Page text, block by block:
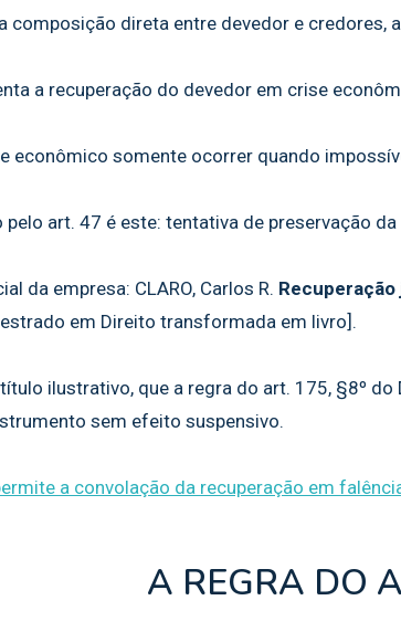
direta entre devedor e credores,
a recuperação do devedor em crise
somente ocorrer quando
art. 47 é este: tentativa de preservação da
empresa: CLARO, Carlos R.
em Direito transformada em livro].
ilustrativo, que a regra do art. 175, §8º
sem efeito suspensivo.
a convolação da recuperação em
A REGRA DO